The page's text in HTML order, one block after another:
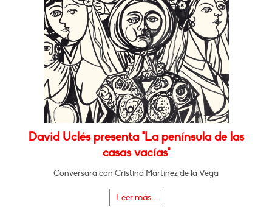
David Uclés presenta "La península de las
casas vacías"
Conversará con Cristina Martínez de la Vega
Leer más...